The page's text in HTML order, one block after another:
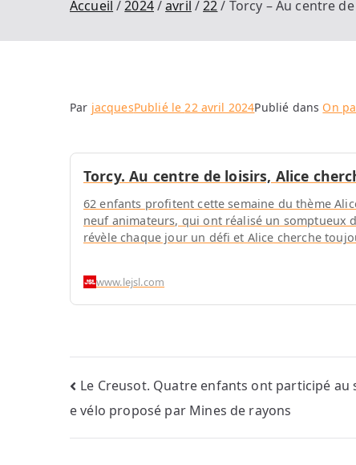
Accueil 2024 avril 22 Torcy – Au centre
Par jacquesPublié le 22 avril 2024Publié dans On
Torcy. Au centre de loisirs, Alice
62 enfants profitent cette semaine du thème
neuf animateurs, qui ont réalisé un somptueux
révèle chaque jour un défi et Alice cherche
www.lejsl.com
Navigation
de
Le Creusot. Quatre enfants ont participé au
e vélo proposé par Mines de rayons